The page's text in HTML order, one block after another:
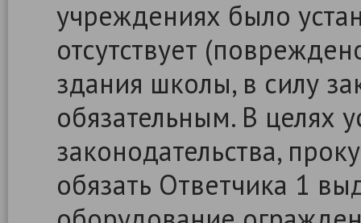
учреждениях было
отсутствует
здания школы, в силу
обязательным. В целях
законодательства,
обязать Ответчика 1